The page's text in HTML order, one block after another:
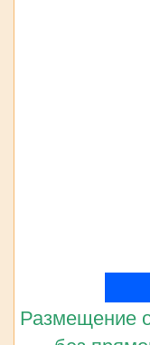
Размещение